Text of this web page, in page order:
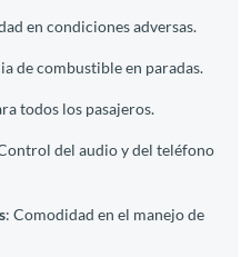
en condiciones adversas.
de combustible en paradas.
todos los pasajeros.
del audio y del teléfono
: Comodidad en el manejo de